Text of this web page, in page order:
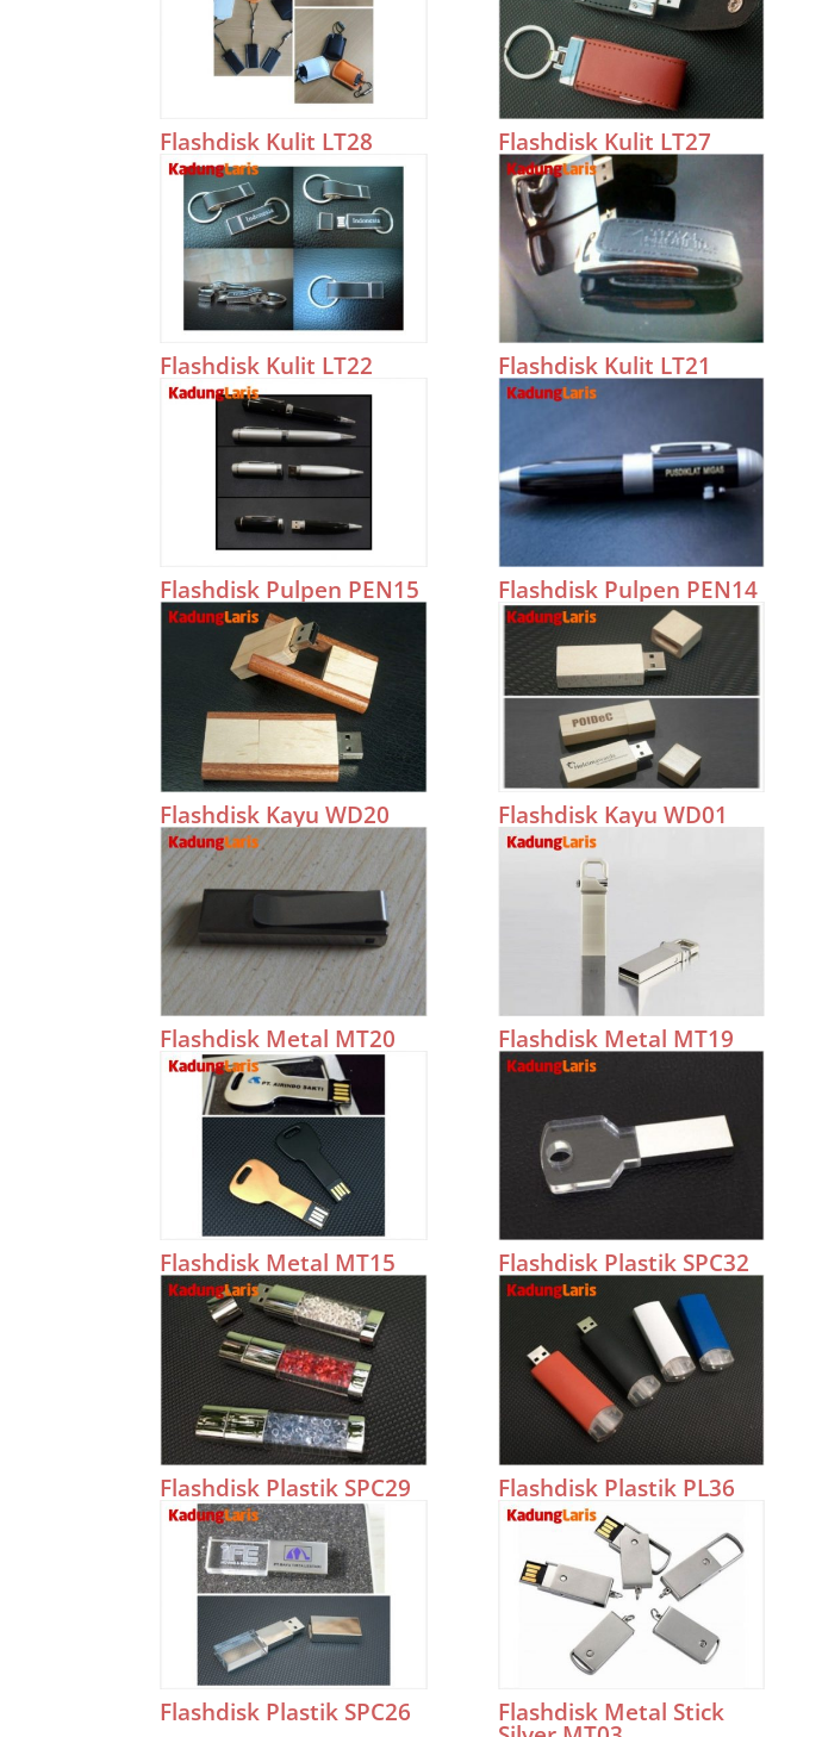
Flashdisk Kulit LT28 Flashdisk Kulit LT27
Flashdisk Kulit LT22 Flashdisk Kulit LT21
Flashdisk Pulpen PEN15 Flashdisk Pulpen PEN14
Flashdisk Kayu WD20 Flashdisk Kayu WD01
Flashdisk Metal MT20 Flashdisk Metal MT19
Flashdisk Metal MT15 Flashdisk Plastik SPC32
Flashdisk Plastik SPC29 Flashdisk Plastik PL36
Flashdisk Plastik SPC26 Flashdisk Metal Stick